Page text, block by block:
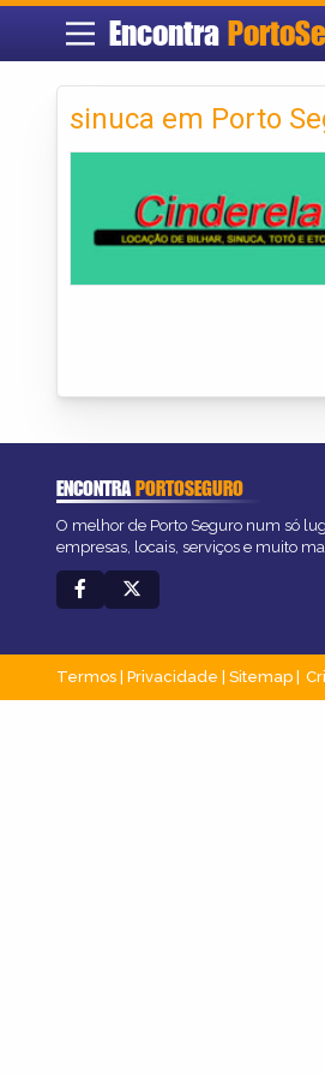
Encontra
sinuca em Porto
ENCONTRAPORTOSEGURO
O melhor de Porto Seguro num só
empresas, locais, serviços e muito
Termos Privacidade Sitemap